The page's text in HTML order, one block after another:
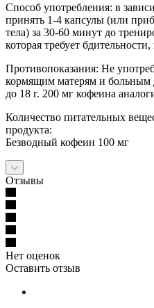
Способ употребления: в
принять 1-4 капсулы (или
тела) за 30-60 минут до
которая требует
Противопоказания: Не
кормящим матерям и больным
до 18 г. 200 мг кофеина
Количество питательных
продукта:
Безводный кофеин 100 мг
Отзывы
Нет оценок
Оставить отзыв